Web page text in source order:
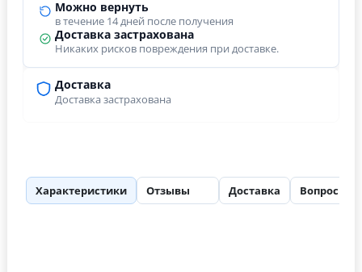
Доставка
Доставка застрахована
Можно вернуть
в течение 14 дней после получения
Доставка застрахована
Никаких рисков повреждения при доставке.
Характеристики Отзывы Доставка Вопросы